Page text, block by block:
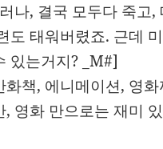
나, 결국 모두다 죽고
도 태워버렸죠. 근데
있는거지? _M#]
화책, 에니메이션, 영
, 영화 만으로는 재미